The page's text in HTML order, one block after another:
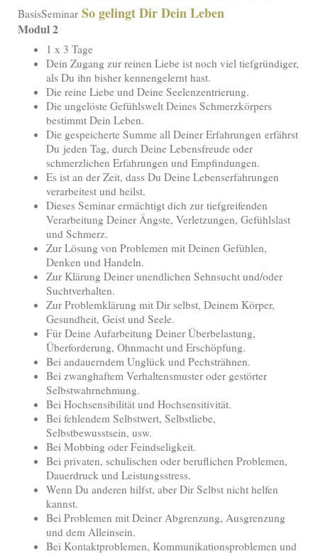
BasisSeminar So gelingt Dir Dein Leben
Modul 2
1 x 3 Tage
Dein Zugang zur reinen Liebe ist noch viel tiefgründiger,
als Du ihn bisher kennengelernt hast.
Die reine Liebe und Deine Seelenzentrierung.
Die ungelöste Gefühlswelt Deines Schmerzkörpers
bestimmt Dein Leben.
Die gespeicherte Summe all Deiner Erfahrungen erfährst
Du jeden Tag, durch Deine Lebensfreude oder
schmerzlichen Erfahrungen und Empfindungen.
Es ist an der Zeit, dass Du Deine Lebenserfahrungen
verarbeitest und heilst.
Dieses Seminar ermächtigt dich zur tiefgreifenden
Verarbeitung Deiner Ängste, Verletzungen, Gefühlslast
und Schmerz.
Zur Lösung von Problemen mit Deinen Gefühlen,
Denken und Handeln.
Zur Klärung Deiner unendlichen Sehnsucht und/oder
Suchtverhalten.
Zur Problemklärung mit Dir selbst, Deinem Körper,
Gesundheit, Geist und Seele.
Für Deine Aufarbeitung Deiner Überbelastung,
Überforderung, Ohnmacht und Erschöpfung.
Bei andauerndem Unglück und Pechsträhnen.
Bei zwanghaftem Verhaltensmuster oder gestörter
Selbstwahrnehmung.
Bei Hochsensibilität und Hochsensitivität.
Bei fehlendem Selbstwert, Selbstliebe,
Selbstbewusstsein, usw.
Bei Mobbing oder Feindseligkeit.
Bei privaten, schulischen oder beruflichen Problemen,
Dauerdruck und Leistungsstress.
Wenn Du anderen hilfst, aber Dir Selbst nicht helfen
kannst.
Bei Problemen mit Deiner Abgrenzung, Ausgrenzung
und dem Alleinsein.
Bei Kontaktproblemen, Kommunikationsproblemen und